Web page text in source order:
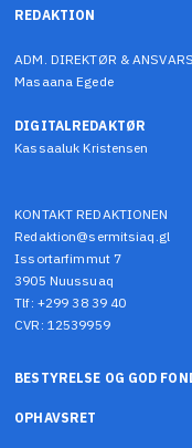
REDAKTION
ADM. DIREKTØR &
Masaana Egede
DIGITALREDAKTØR
Kassaaluk Kristensen
KONTAKT REDAKTIONEN
Redaktion@sermitsiaq.gl
Issortarfimmut 7
3905 Nuussuaq
Tlf: +299 38 39 40
CVR: 12539959
BESTYRELSE OG GOD
OPHAVSRET